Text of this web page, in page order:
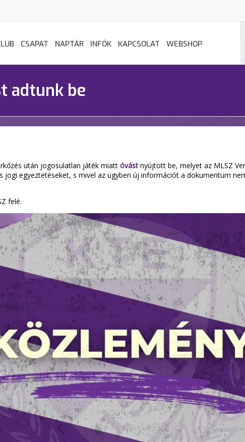
CSAPAT NAPTÁR INFÓK KAPCSOLAT WEBSHOP
adtunk be
után jogosulatlan játék miatt óvást nyújtott be, melyet az MLSZ
jogi egyeztetéseket, s mivel az ügyben új információt a dokumentum
felé.